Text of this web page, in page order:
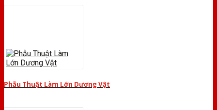
Phẫu Thuật Làm Lớn Dương Vật